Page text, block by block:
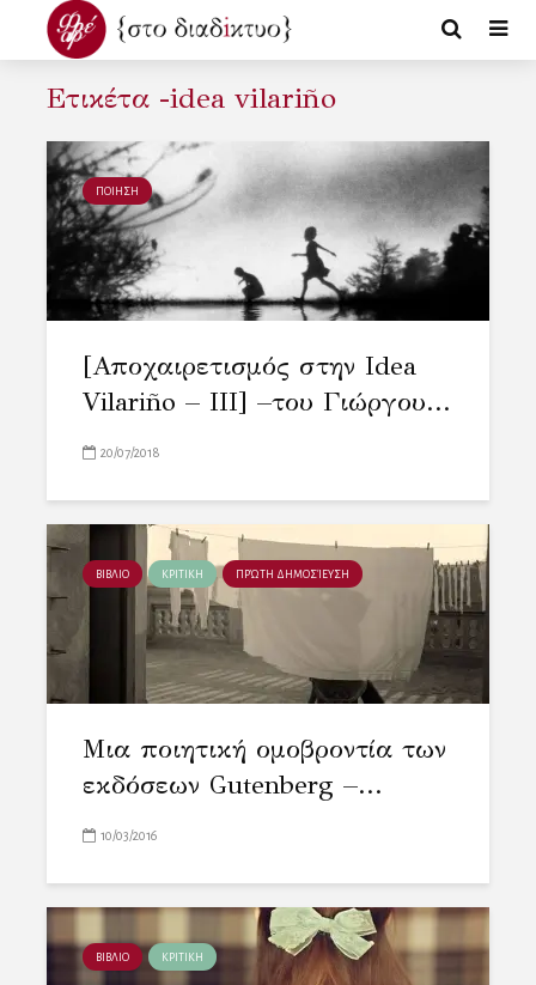
Ετικέτα -idea vilariño
ΠΟΙΗΣΗ
[Αποχαιρετισμός στην Idea
Vilariño – III] –του Γιώργου...
20/07/2018
ΒΙΒΛΙΟ ΚΡΙΤΙΚΗ ΠΡΏΤΗ ΔΗΜΟΣΊΕΥΣΗ
Μια ποιητική ομοβροντία των
εκδόσεων Gutenberg –...
10/03/2016
ΒΙΒΛΙΟ ΚΡΙΤΙΚΗ